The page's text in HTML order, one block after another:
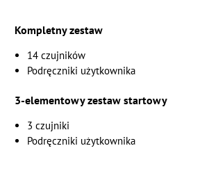
Kompletny zestaw
14 czujników
Podręczniki użytkownika
3-elementowy zestaw startowy
3 czujniki
Podręczniki użytkownika